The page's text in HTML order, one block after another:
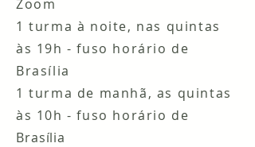
Zoom
1 turma à noite, nas quintas
às 19h - fuso horário de
Brasília
1 turma de manhã, as quintas
às 10h - fuso horário de
Brasília